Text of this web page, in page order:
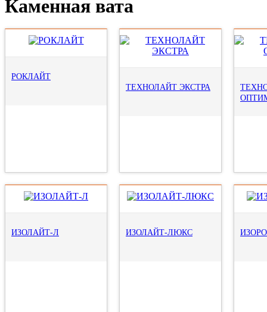
Каменная вата
РОКЛАЙТ
ТЕХНОЛАЙТ ЭКСТРА
ИЗОЛАЙТ-Л ИЗОЛАЙТ-ЛЮКС